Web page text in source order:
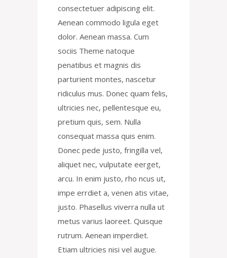
consectetuer adipiscing elit.
Aenean commodo ligula eget
dolor. Aenean massa. Cum
sociis Theme natoque
penatibus et magnis dis
parturient montes, nascetur
ridiculus mus. Donec quam felis,
ultricies nec, pellentesque eu,
pretium quis, sem. Nulla
consequat massa quis enim.
Donec pede justo, fringilla vel,
aliquet nec, vulputate eerget,
arcu. In enim justo, rho ncus ut,
impe errdiet a, venen atis vitae,
justo. Phasellus viverra nulla ut
metus varius laoreet. Quisque
rutrum. Aenean imperdiet.
Etiam ultricies nisi vel augue.